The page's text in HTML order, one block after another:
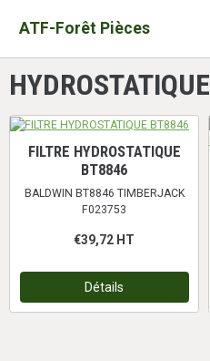
ATF-Forêt Pièces
HYDROSTATIQUE
FILTRE HYDROSTATIQUE
BT8846
BALDWIN BT8846 TIMBERJACK
F023753
€39,72 HT
Détails